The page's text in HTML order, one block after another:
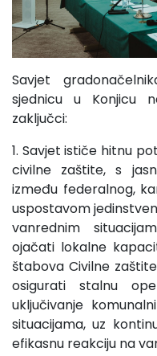
Savjet
sjednicu u Konjicu
zaključci:
1. Savjet ističe hitnu
civilne zaštite, s
između federalnog,
uspostavom
vanrednim
ojačati lokalne
štabova Civilne
osigurati stalnu
uključivanje
situacijama, uz
efikasnu reakciju na